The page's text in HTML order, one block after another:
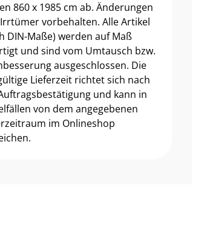
860 x 1985 cm ab. Änderungen
vorbehalten. Alle Artikel
DIN-Maße) werden auf Maß
und sind vom Umtausch bzw.
ausgeschlossen. Die
Lieferzeit richtet sich nach
und kann in
von dem angegebenen
im Onlineshop